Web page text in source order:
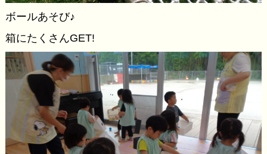
ボールあそび♪
箱にたくさんGET!